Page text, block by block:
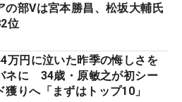
の部Vは宮本勝昌、松坂大輔氏
位
万円に泣いた昨季の悔しさを
ネに 34歳・原敏之が初シー
獲りへ「まずはトップ10」